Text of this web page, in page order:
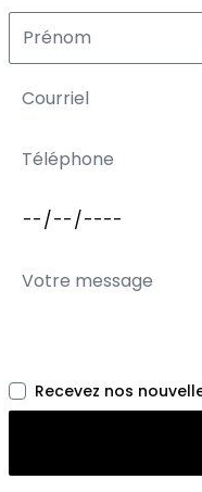
Recevez nos